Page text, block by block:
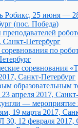
Робикс, 25 июня —
(пос. Победа)
Санкт-Петербург
по
соревнования
Санкт-Петербург
образовательным
апреля 2017,
— мероприятие
19 марта 2017,
12 февраля 2017,